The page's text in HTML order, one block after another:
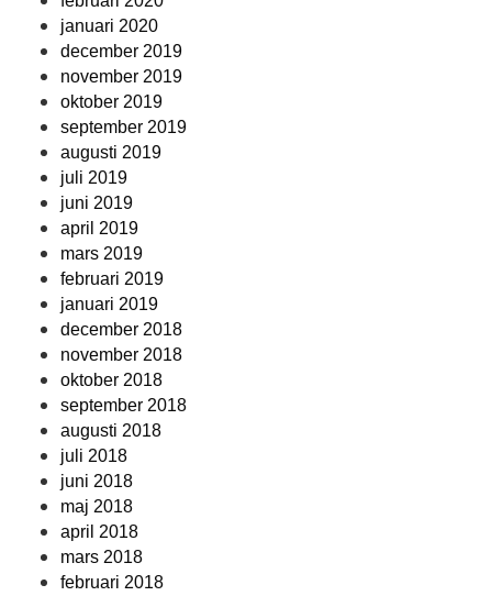
januari 2020
december 2019
november 2019
oktober 2019
september 2019
augusti 2019
juli 2019
juni 2019
april 2019
mars 2019
februari 2019
januari 2019
december 2018
november 2018
oktober 2018
september 2018
augusti 2018
juli 2018
juni 2018
maj 2018
april 2018
mars 2018
februari 2018